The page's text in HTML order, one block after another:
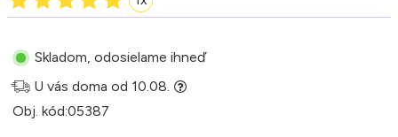
Skladom, odosielame ihneď
U vás doma od 10.08.
Obj. kód:05387